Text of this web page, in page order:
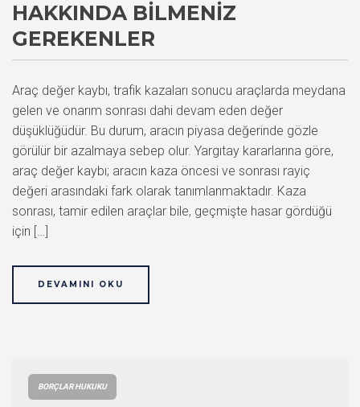
HAKKINDA BILMENIZ
GEREKENLER
Araç değer kaybı, trafik kazaları sonucu araçlarda meydana
gelen ve onarım sonrası dahi devam eden değer
düşüklüğüdür. Bu durum, aracın piyasa değerinde gözle
görülür bir azalmaya sebep olur. Yargıtay kararlarına göre,
araç değer kaybı; aracın kaza öncesi ve sonrası rayiç
değeri arasındaki fark olarak tanımlanmaktadır. Kaza
sonrası, tamir edilen araçlar bile, geçmişte hasar gördüğü
için […]
DEVAMINI OKU
BORÇLAR HUKUKU